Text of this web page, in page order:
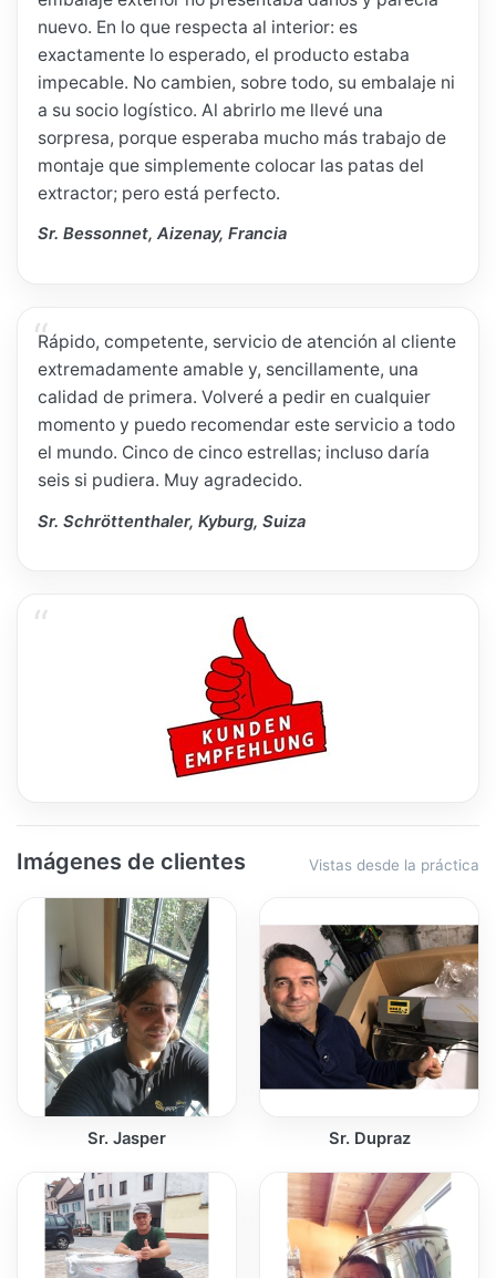
nuevo. En lo que respecta al interior: es
exactamente lo esperado, el producto estaba
impecable. No cambien, sobre todo, su embalaje ni
a su socio logístico. Al abrirlo me llevé una
sorpresa, porque esperaba mucho más trabajo de
montaje que simplemente colocar las patas del
extractor; pero está perfecto.
Sr. Bessonnet, Aizenay, Francia
Rápido, competente, servicio de atención al cliente
extremadamente amable y, sencillamente, una
calidad de primera. Volveré a pedir en cualquier
momento y puedo recomendar este servicio a todo
el mundo. Cinco de cinco estrellas; incluso daría
seis si pudiera. Muy agradecido.
Sr. Schröttenthaler, Kyburg, Suiza
Imágenes de clientes Vistas desde la práctica
Sr. Jasper Sr. Dupraz